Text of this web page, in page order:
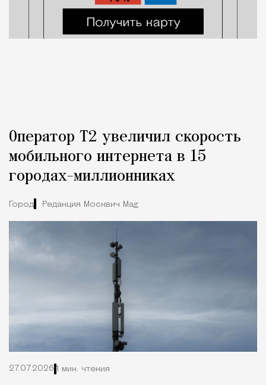
Оператор Т2 увеличил скорость
мобильного интернета в 15
городах-миллионниках
Город Редакция Москвич Mag
27.07.2026 1 мин. чтения